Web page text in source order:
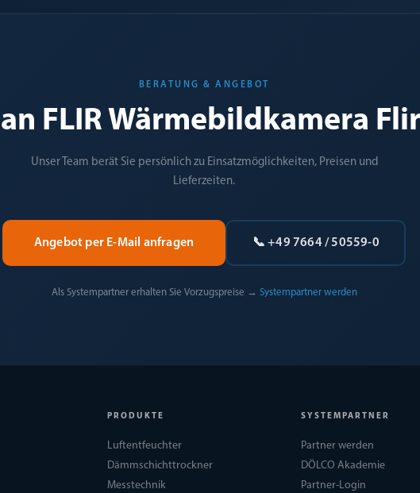
BERATUNG & ANGEBOT
FLIR Wärmebildkamera Flir
Unser Team berät Sie persönlich zu Einsatzmöglichkeiten, Preisen und
Lieferzeiten.
Angebot per E-Mail anfragen 📞 +49 7664 / 50559-0
Als Systempartner erhalten Sie Vorzugspreise → Systempartner werden
PRODUKTE
Luftentfeuchter
Dämmschichttrockner
Messtechnik
SYSTEMPARTNER
Partner werden
DÖLCO Akademie
Partner-Login